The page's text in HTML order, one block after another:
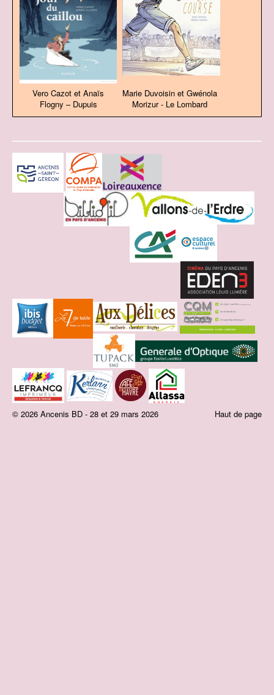
Vero Cazot et Anaïs
Flogny – Dupuis
Marie Duvoisin et Gwénola
Morizur - Le Lombard
Haut de page
© 2026 Ancenis BD - 28 et 29 mars 2026